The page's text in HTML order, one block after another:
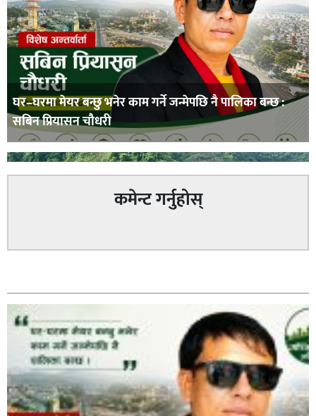
घर–घरमा मेयर बन्छु भनेर काम गर्ने जन्मेपछि नै पालिका बन्छ :
सबिन प्रियासन चौधरी
कमेन्ट गर्नुहोस्